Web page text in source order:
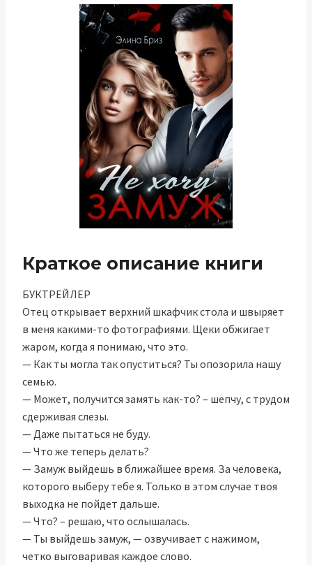
Краткое описание книги
БУКТРЕЙЛЕР
Отец открывает верхний шкафчик стола и швыряет
в меня какими-то фотографиями. Щеки обжигает
жаром, когда я понимаю, что это.
— Как ты могла так опуститься? Ты опозорила нашу
семью.
— Может, получится замять как-то? – шепчу, с трудом
сдерживая слезы.
— Даже пытаться не буду.
— Что же теперь делать?
— Замуж выйдешь в ближайшее время. За человека,
которого выберу тебе я. Только в этом случае твоя
выходка не пойдет дальше.
— Что? – решаю, что ослышалась.
— Ты выйдешь замуж, — озвучивает с нажимом,
четко выговаривая каждое слово.